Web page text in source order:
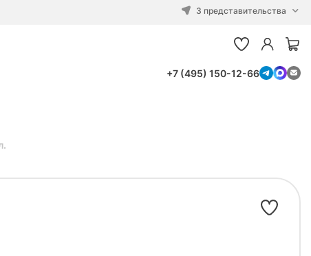
3 представительства
+7 (495) 150-12-66